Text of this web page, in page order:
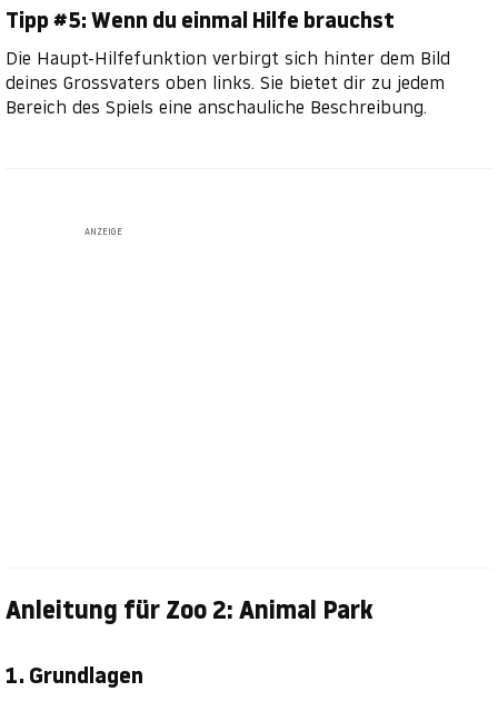
Tipp #5: Wenn du einmal Hilfe brauchst
Die Haupt-Hilfefunktion verbirgt sich hinter dem Bild
deines Grossvaters oben links. Sie bietet dir zu jedem
Bereich des Spiels eine anschauliche Beschreibung.
ANZEIGE
Anleitung für Zoo 2: Animal Park
1. Grundlagen